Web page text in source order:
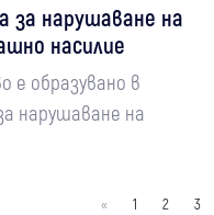
за нарушаване на
насилие
е образувано в
нарушаване на
« 1 2 3